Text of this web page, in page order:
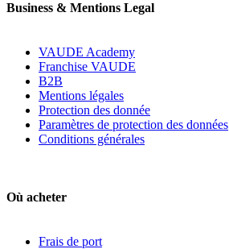
Business & Mentions Legal
VAUDE Academy
Franchise VAUDE
B2B
Mentions légales
Protection des donnée
Paramètres de protection des données
Conditions générales
Où acheter
Frais de port